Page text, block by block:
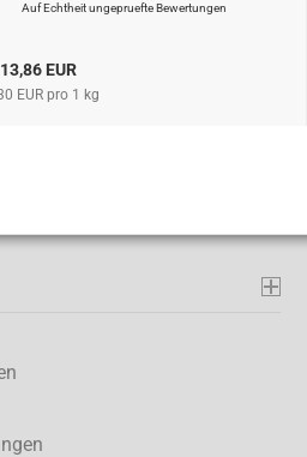
Auf Echtheit ungepruefte Bewertungen
13,86 EUR
EUR pro 1 kg